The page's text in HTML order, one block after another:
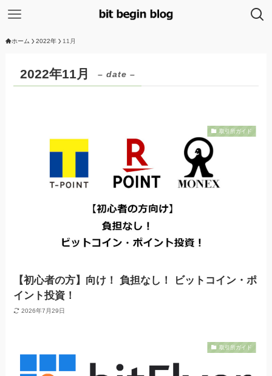
ホーム 2022年 11月
2022年11月 – date –
取引所ガイド
【初心者の方】向け！ 負担なし！ ビットコイン・ポ
イント投資！
2026年7月29日
取引所ガイド